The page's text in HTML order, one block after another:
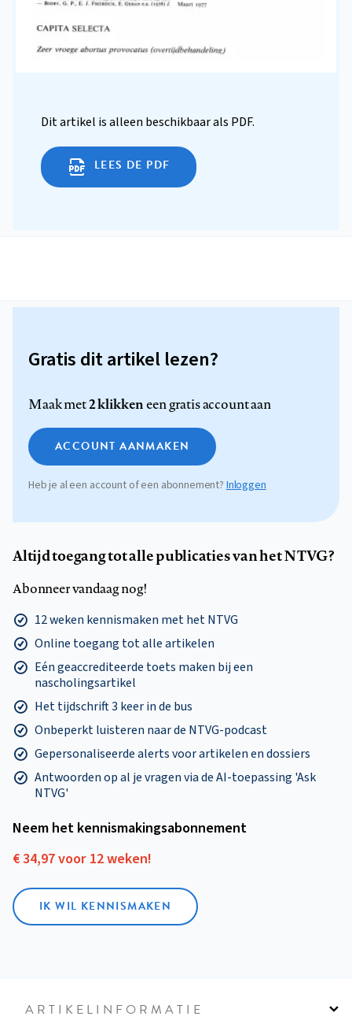
Dit artikel is alleen beschikbaar als PDF.
LEES DE PDF
Gratis dit artikel lezen?
Maak met2 klikkeneen gratis account aan
ACCOUNT AANMAKEN
Heb je al een account of een abonnement? Inloggen
Altijd toegang tot alle publicaties van het NTVG?
Abonneer vandaag nog!
12 weken kennismaken met het NTVG
Online toegang tot alle artikelen
Eén geaccrediteerde toets maken bij een
nascholingsartikel
Het tijdschrift 3 keer in de bus
Onbeperkt luisteren naar de NTVG-podcast
Gepersonaliseerde alerts voor artikelen en dossiers
Antwoorden op al je vragen via de AI-toepassing 'Ask
NTVG'
Neem het kennismakings­abonnement
€ 34,97 voor 12 weken!
IK WIL KENNISMAKEN
ARTIKELINFORMATIE